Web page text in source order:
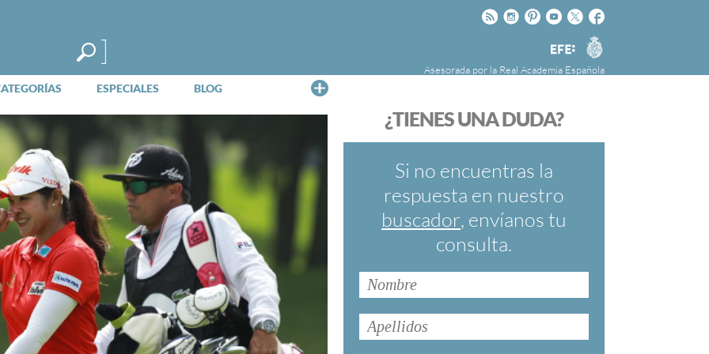
Facebook
Twitter
Youtube
Pinteres
Instagram
Rss
Agencia
EFE
Asesorada por la Real Academia Española
ESPECIALES BLOG
FundéuRAE es una fundación patrocinada por
cuyo objetivo es colaborar con el buen uso del
español en los medios de comunicación y en
Internet.
¿TIENES UNA DUDA?
Si no encuentras la
respuesta en nuestro
buscador, envíanos tu
consulta.